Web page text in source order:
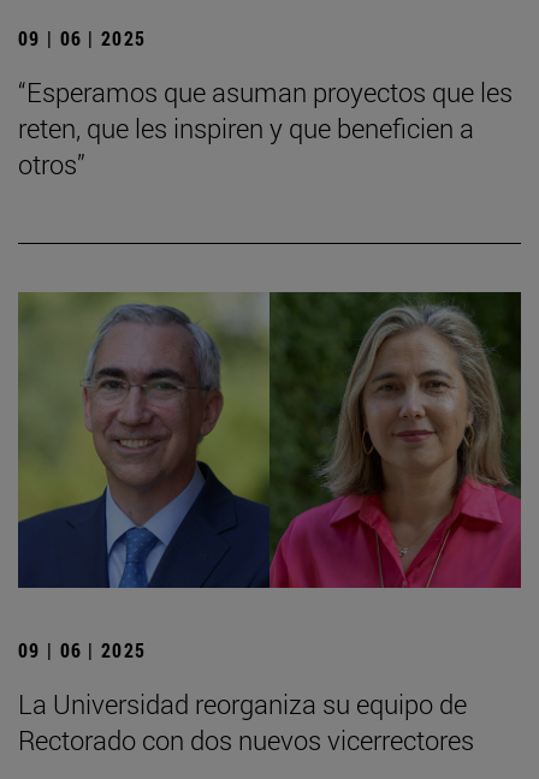
09 | 06 | 2025
“Esperamos que asuman proyectos que les
reten, que les inspiren y que beneficien a
otros”
09 | 06 | 2025
La Universidad reorganiza su equipo de
Rectorado con dos nuevos vicerrectores